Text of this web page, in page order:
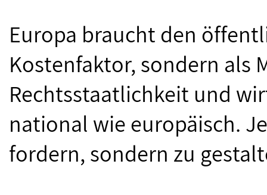
Europa braucht den
Kostenfaktor, sondern als
Rechtsstaatlichkeit und
national wie europäisch.
fordern, sondern zu